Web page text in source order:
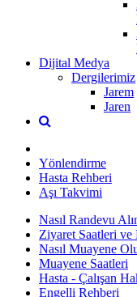
Dijital Medya
Dergilerimiz
Jarem
Jaren
Yönlendirme
Hasta Rehberi
Aşı Takvimi
Nasıl Randevu
Ziyaret Saatleri ve
Nasıl Muayene
Muayene Saatleri
Hasta - Çalışan
Engelli Rehberi